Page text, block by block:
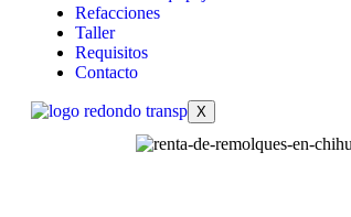
Refacciones
Taller
Requisitos
Contacto
X